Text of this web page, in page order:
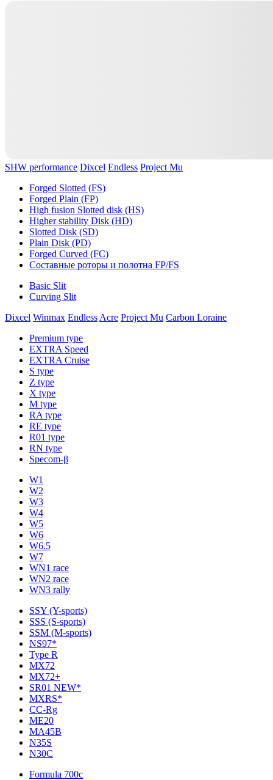
SHW performance Dixcel Endless Project Mu
Forged Slotted (FS)
Forged Plain (FP)
High fusion Slotted disk (HS)
Higher stability Disk (HD)
Slotted Disk (SD)
Plain Disk (PD)
Forged Curved (FC)
Составные роторы и полотна FP/FS
Basic Slit
Curving Slit
Dixcel Winmax Endless Acre Project Mu Carbon Loraine
Premium type
EXTRA Speed
EXTRA Cruise
S type
Z type
X type
M type
RA type
RE type
R01 type
RN type
Specom-β
W1
W2
W3
W4
W5
W6
W6.5
W7
WN1 race
WN2 race
WN3 rally
SSY (Y-sports)
SSS (S-sports)
SSM (M-sports)
NS97*
Type R
MX72
MX72+
SR01 NEW*
MXRS*
CC-Rg
ME20
MA45B
N35S
N30C
Formula 700c